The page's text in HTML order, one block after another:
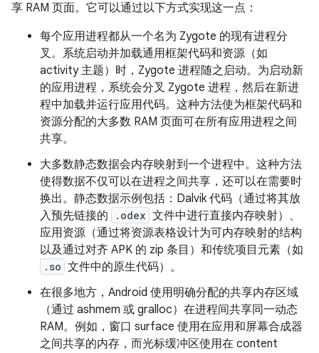
享 RAM 页面。它可以通过以下方式实现这一点：
每个应用进程都从一个名为 Zygote 的现有进程分
叉。系统启动并加载通用框架代码和资源（如
activity 主题）时，Zygote 进程随之启动。为启动新
的应用进程，系统会分叉 Zygote 进程，然后在新进
程中加载并运行应用代码。这种方法使为框架代码和
资源分配的大多数 RAM 页面可在所有应用进程之间
共享。
大多数静态数据会内存映射到一个进程中。这种方法
使得数据不仅可以在进程之间共享，还可以在需要时
换出。静态数据示例包括：Dalvik 代码（通过将其放
入预先链接的
.odex 文件中进行直接内存映射）、
应用资源（通过将资源表格设计为可内存映射的结构
以及通过对齐 APK 的 zip 条目）和传统项目元素（如
.so 文件中的原生代码）。
在很多地方，Android 使用明确分配的共享内存区域
（通过 ashmem 或 gralloc）在进程间共享同一动态
RAM。例如，窗口 surface 使用在应用和屏幕合成器
之间共享的内存，而光标缓冲区使用在 content